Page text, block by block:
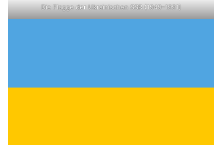
Die Flagge der Ukrainischen SSR (1949–1991)